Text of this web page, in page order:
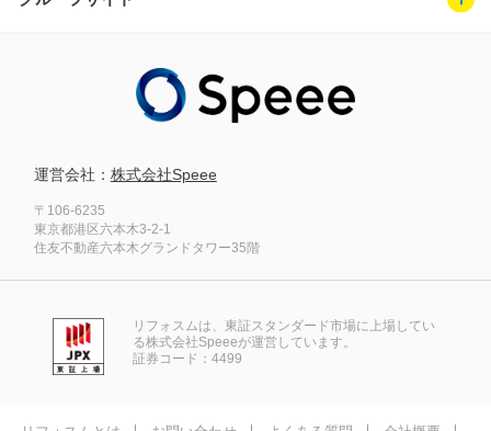
運営会社： 株式会社Speee
〒106-6235
東京都港区六本木3-2-1
住友不動産六本木グランドタワー35階
リフォスムは、東証スタンダード市場に上場してい
る株式会社Speeeが運営しています。
証券コード：4499